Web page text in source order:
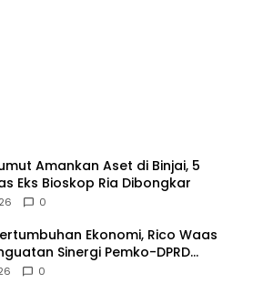
Amankan Aset di Binjai, 5
Eks Bioskop Ria Dibongkar
0
Ekonomi, Rico Waas
Sinergi Pemko-DPRD
0